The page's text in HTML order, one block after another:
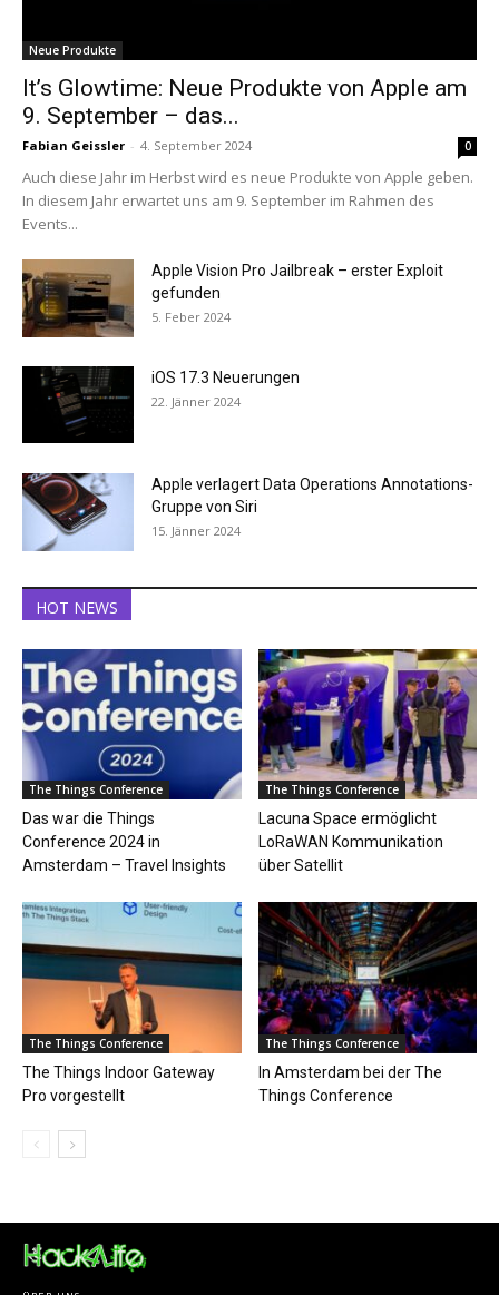
Neue Produkte
It’s Glowtime: Neue Produkte von Apple am
9. September – das...
Fabian Geissler - 4. September 2024 0
Auch diese Jahr im Herbst wird es neue Produkte von Apple geben.
In diesem Jahr erwartet uns am 9. September im Rahmen des
Events...
Apple Vision Pro Jailbreak – erster Exploit
gefunden
5. Feber 2024
iOS 17.3 Neuerungen
22. Jänner 2024
Apple verlagert Data Operations Annotations-
Gruppe von Siri
15. Jänner 2024
HOT NEWS
The Things Conference
Das war die Things
Conference 2024 in
Amsterdam – Travel Insights
The Things Conference
Lacuna Space ermöglicht
LoRaWAN Kommunikation
über Satellit
The Things Conference
The Things Indoor Gateway
Pro vorgestellt
The Things Conference
In Amsterdam bei der The
Things Conference